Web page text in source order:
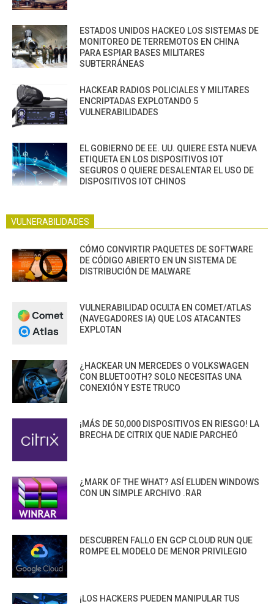
ESTADOS UNIDOS HACKEO LOS SISTEMAS DE
MONITOREO DE TERREMOTOS EN CHINA
PARA ESPIAR BASES MILITARES
SUBTERRÁNEAS
HACKEAR RADIOS POLICIALES Y MILITARES
ENCRIPTADAS EXPLOTANDO 5
VULNERABILIDADES
EL GOBIERNO DE EE. UU. QUIERE ESTA NUEVA
ETIQUETA EN LOS DISPOSITIVOS IOT
SEGUROS O QUIERE DESALENTAR EL USO DE
DISPOSITIVOS IOT CHINOS
VULNERABILIDADES
CÓMO CONVIRTIR PAQUETES DE SOFTWARE
DE CÓDIGO ABIERTO EN UN SISTEMA DE
DISTRIBUCIÓN DE MALWARE
VULNERABILIDAD OCULTA EN COMET/ATLAS
(NAVEGADORES IA) QUE LOS ATACANTES
EXPLOTAN
¿HACKEAR UN MERCEDES O VOLKSWAGEN
CON BLUETOOTH? SOLO NECESITAS UNA
CONEXIÓN Y ESTE TRUCO
¡MÁS DE 50,000 DISPOSITIVOS EN RIESGO! LA
BRECHA DE CITRIX QUE NADIE PARCHEÓ
¿MARK OF THE WHAT? ASÍ ELUDEN WINDOWS
CON UN SIMPLE ARCHIVO .RAR
DESCUBREN FALLO EN GCP CLOUD RUN QUE
ROMPE EL MODELO DE MENOR PRIVILEGIO
¡LOS HACKERS PUEDEN MANIPULAR TUS